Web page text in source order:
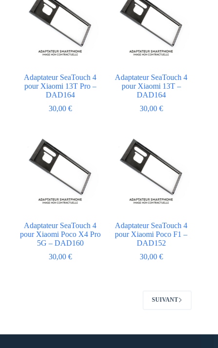
Adaptateur SeaTouch 4
pour Xiaomi 13T Pro –
DAD164
30,00 €
Adaptateur SeaTouch 4
pour Xiaomi 13T –
DAD164
30,00 €
Adaptateur SeaTouch 4
pour Xiaomi Poco X4 Pro
5G – DAD160
30,00 €
Adaptateur SeaTouch 4
pour Xiaomi Poco F1 –
DAD152
30,00 €
SUIVANT